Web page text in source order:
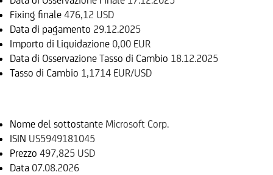
Fixing finale 476,12 USD
Data di pagamento 29.12.2025
Importo di Liquidazione 0,00 EUR
Data di Osservazione Tasso di Cambio 18.12.2025
Tasso di Cambio 1,1714 EUR/USD
Nome del sottostante Microsoft Corp.
ISIN US5949181045
Prezzo 497,825 USD
Data 07.08.2026